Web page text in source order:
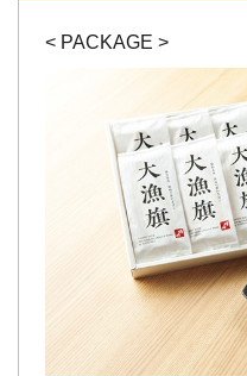
< PACKAGE >